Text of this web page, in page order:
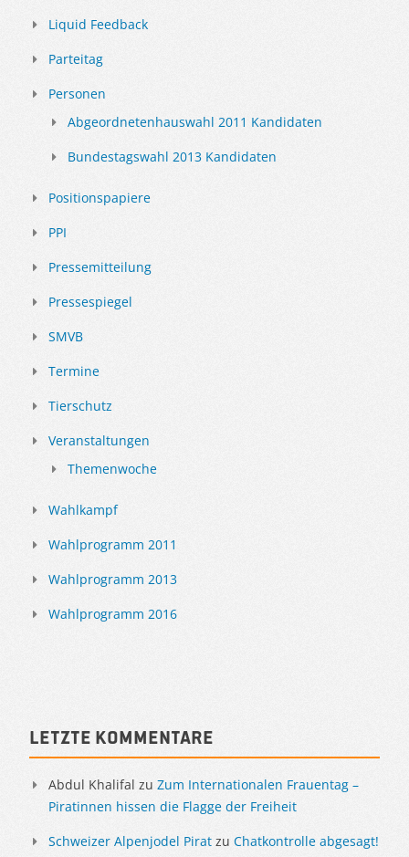
Liquid Feedback
Parteitag
Personen
Abgeordnetenhauswahl 2011 Kandidaten
Bundestagswahl 2013 Kandidaten
Positionspapiere
PPI
Pressemitteilung
Pressespiegel
SMVB
Termine
Tierschutz
Veranstaltungen
Themenwoche
Wahlkampf
Wahlprogramm 2011
Wahlprogramm 2013
Wahlprogramm 2016
Letzte Kommentare
Abdul Khalifal zu Zum Internationalen Frauentag –
Piratinnen hissen die Flagge der Freiheit
Schweizer Alpenjodel Pirat zu Chatkontrolle abgesagt!